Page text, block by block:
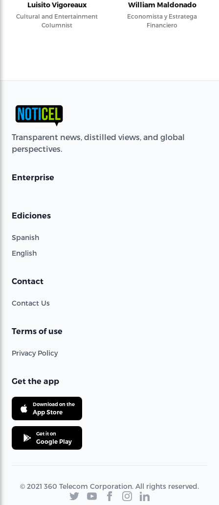
Luisito Vigoreaux
Cultural and Entertainment
Columnist
William Maldonado
Economista y Estratega
Financiero
Transparent news, distilled views, and global
perspectives.
Enterprise
Ediciones
Spanish
English
Contact
Contact Us
Terms of use
Privacy Policy
Get the app
Download on the
App Store
Get it on
Google Play
© 2021 360 Telecom Corporation. All rights reserved.